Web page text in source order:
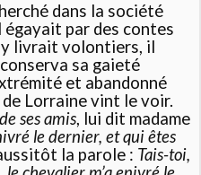
dans la société
égayait par des contes
livrait volontiers, il
sa gaieté
et abandonné
Lorraine vint le voir.
ses amis, lui dit madame
le dernier, et qui êtes
la parole : Tais-toi,